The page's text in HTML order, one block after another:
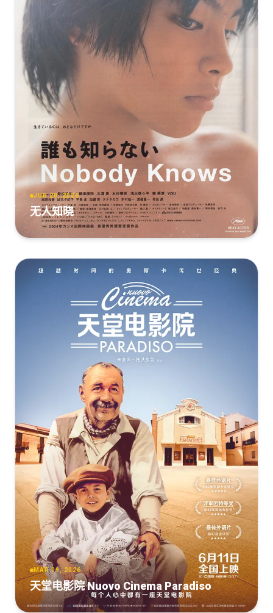
JUN 20, 2026
无人知晓
MAR 09, 2026
天堂电影院 Nuovo Cinema Paradiso